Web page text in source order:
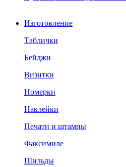
Изготовление
Таблички
Бейджи
Визитки
Номерки
Наклейки
Печати и штампы
Факсимиле
Шильды